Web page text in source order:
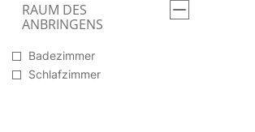
RAUM DES
ANBRINGENS
Badezimmer
Schlafzimmer